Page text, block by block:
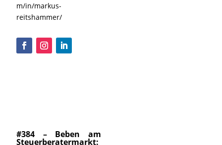
m/in/markus-
reitshammer/
#384 – Beben am
Steuerberatermarkt: